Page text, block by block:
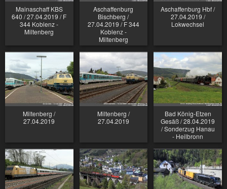
Mainaschaff KBS
640 / 27.04.2019 / F
344 Koblenz -
Miltenberg
Aschaffenburg
Bischberg /
27.04.2019 / F 344
Koblenz -
Miltenberg
Aschaffenburg Hbf /
27.04.2019 /
Lokwechsel
Miltenberg /
27.04.2019
Miltenberg /
27.04.2019
Bad König-Etzen
Gesäß / 28.04.2019
/ Sonderzug Hanau
- Heilbronn